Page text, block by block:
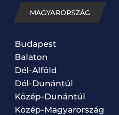
MAGYARORSZÁG
Budapest
Balaton
Dél-Alföld
Dél-Dunántúl
Közép-Dunántúl
Közép-Magyarország